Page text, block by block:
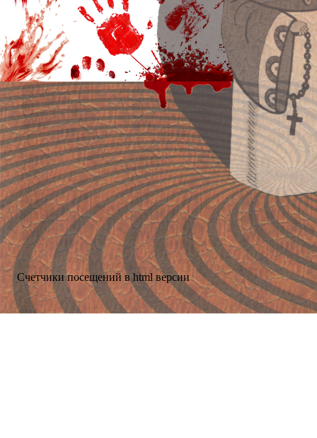
Счетчики посещений в html версии